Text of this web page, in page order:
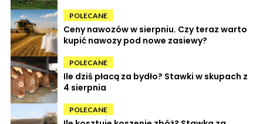
POLECANE
Ceny nawozów w sierpniu. Czy teraz warto
kupić nawozy pod nowe zasiewy?
POLECANE
Ile dziś płacą za bydło? Stawki w skupach z
4 sierpnia
POLECANE